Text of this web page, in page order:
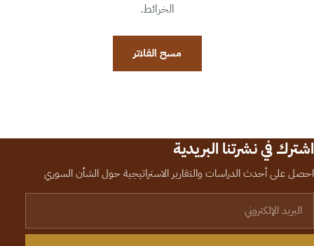
الخرائط.
مسح الفلاتر
اشترك في نشرتنا البريدية
احصل على أحدث الدراسات والتقارير الاستراتيجية حول الشأن السوري